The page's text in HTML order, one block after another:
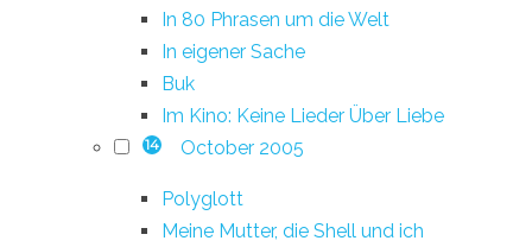
In 80 Phrasen um die Welt
In eigener Sache
Buk
Im Kino: Keine Lieder Über Liebe
14 October 2005
Polyglott
Meine Mutter, die Shell und ich